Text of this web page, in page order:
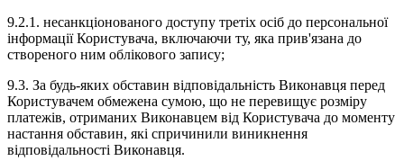
9.2.1. несанкціонованого доступу третіх осіб до персональної
інформації Користувача, включаючи ту, яка прив'язана до
створеного ним облікового запису;
9.3. За будь-яких обставин відповідальність Виконавця перед
Користувачем обмежена сумою, що не перевищує розміру
платежів, отриманих Виконавцем від Користувача до моменту
настання обставин, які спричинили виникнення
відповідальності Виконавця.